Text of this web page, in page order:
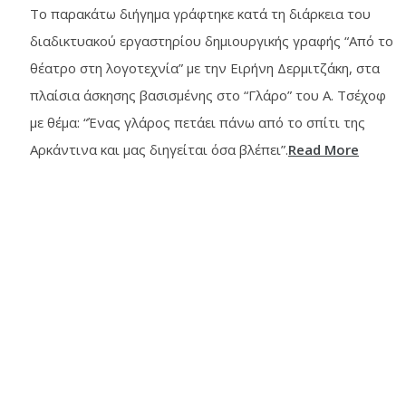
Το παρακάτω διήγημα γράφτηκε κατά τη διάρκεια του
διαδικτυακού εργαστηρίου δημιουργικής γραφής “Από το
θέατρο στη λογοτεχνία” με την Ειρήνη Δερμιτζάκη, στα
πλαίσια άσκησης βασισμένης στο “Γλάρο” του Α. Τσέχοφ
με θέμα: “Ένας γλάρος πετάει πάνω από το σπίτι της
Αρκάντινα και μας διηγείται όσα βλέπει”.Read More